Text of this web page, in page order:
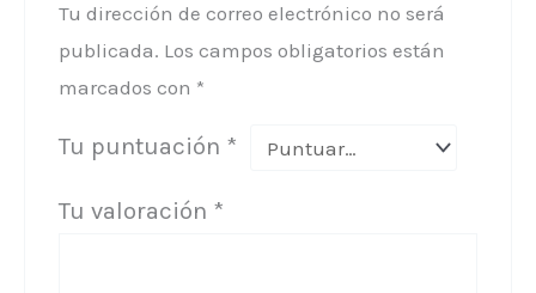
Tu dirección de correo electrónico no será
publicada. Los campos obligatorios están
marcados con *
Tu puntuación *
Tu valoración *